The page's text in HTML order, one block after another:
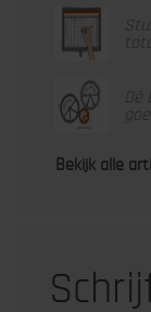
Bekijk alle